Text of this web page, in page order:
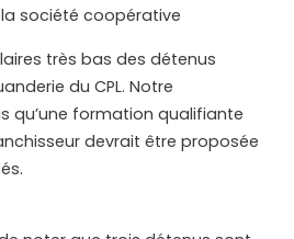
société coopérative
très bas des détenus
du CPL. Notre
qu’une formation qualifiante
devrait être proposée